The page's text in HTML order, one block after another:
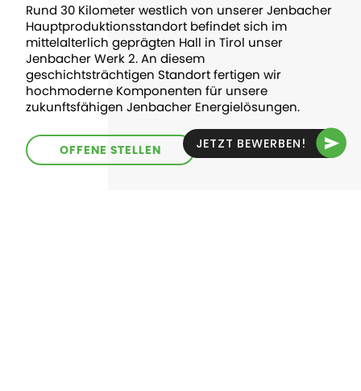
Rund 30 Kilometer westlich von unserer Jenbacher
Hauptproduktionsstandort befindet sich im
mittelalterlich geprägten Hall in Tirol unser
Jenbacher Werk 2. An diesem
geschichtsträchtigen Standort fertigen wir
hochmoderne Komponenten für unsere
zukunftsfähigen Jenbacher Energielösungen.
OFFENE STELLEN JETZT BEWERBEN!